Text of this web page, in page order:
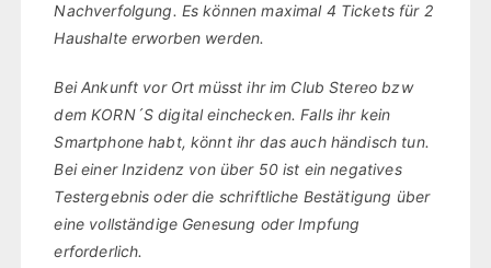
Nachverfolgung. Es können maximal 4 Tickets für 2
Haushalte erworben werden.
Bei Ankunft vor Ort müsst ihr im Club Stereo bzw
dem KORN´S digital einchecken. Falls ihr kein
Smartphone habt, könnt ihr das auch händisch tun.
Bei einer Inzidenz von über 50 ist ein negatives
Testergebnis oder die schriftliche Bestätigung über
eine vollständige Genesung oder Impfung
erforderlich.